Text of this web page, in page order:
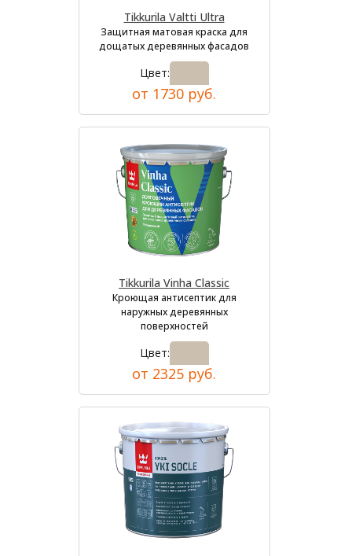
Tikkurila Valtti Ultra
Защитная матовая краска для
дощатых деревянных фасадов
Цвет:
от 1730 руб.
Tikkurila Vinha Classic
Кроющая антисептик для
наружных деревянных
поверхностей
Цвет:
от 2325 руб.